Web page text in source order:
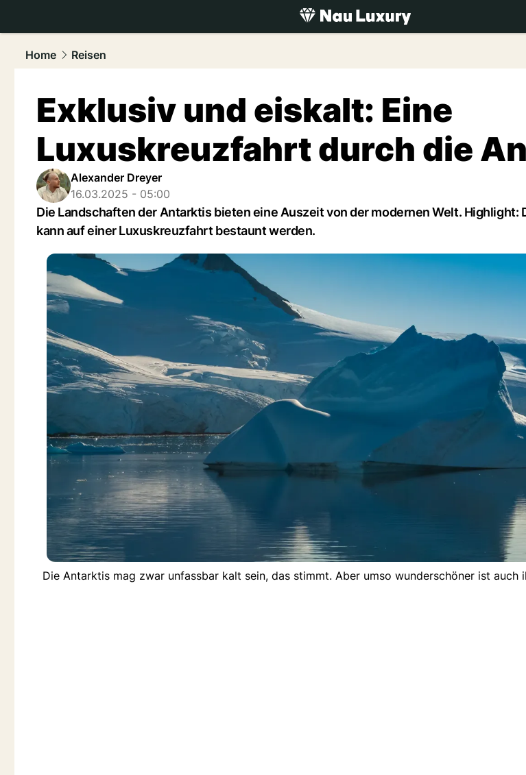
luxury.NAU.ch
Home
Reisen
Exklusiv und eiskalt: Eine
Luxuskreuzfahrt durch die
Alexander Dreyer
16.03.2025 - 05:00
Die Landschaften der Antarktis bieten eine Auszeit von der modernen Welt. Highlight:
kann auf einer Luxuskreuzfahrt bestaunt werden.
Die Antarktis mag zwar unfassbar kalt sein, das stimmt. Aber umso wunderschöner ist